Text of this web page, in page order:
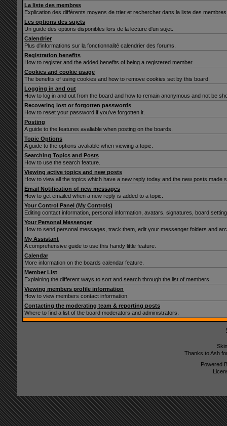
La liste des membres
Explication des différents moyens de trier et rechercher dans la liste des
Les options des sujets
Un guide des options disponibles lors de la lecture d'un sujet.
Calendrier
Plus d'informations sur la fonctionnalité calendrier des forums.
Registration benefits
How to register and the added benefits of being a registered member.
Cookies and cookie usage
The benefits of using cookies and how to remove cookies set by this board.
Logging in and out
How to log in and out from the board and how to remain anonymous and not be
Recovering lost or forgotten passwords
How to reset your password if you've forgotten it.
Posting
A guide to the features avaliable when posting on the boards.
Topic Options
A guide to the options avaliable when viewing a topic.
Searching Topics and Posts
How to use the search feature.
Viewing active topics and new posts
How to view all the topics which have a new reply today and the new posts made
Email Notification of new messages
How to get emailed when a new reply is added to a topic.
Your Control Panel (My Controls)
Editing contact information, personal information, avatars, signatures, board
Your Personal Messenger
How to send personal messages, track them, edit your messenger folders and
My Assistant
A comprehensive guide to use this handy little feature.
Calendar
More information on the boards calendar feature.
Member List
Explaining the different ways to sort and search through the list of members.
Viewing members profile information
How to view members contact information.
Contacting the moderating team & reporting posts
Where to find a list of the board moderators and administrators.
Thanks to Ash
Powered